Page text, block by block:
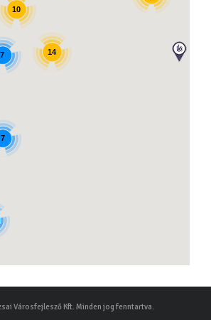
14
7
7
10
Városfejlesző Kft. Minden jog fenntartva.